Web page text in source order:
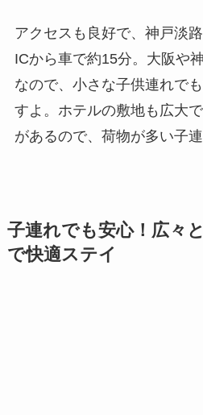
アクセスも良好で、神戸淡
ICから車で約15分。大阪や
なので、小さな子供連れで
すよ。ホテルの敷地も広大
があるので、荷物が多い子
子連れでも安心！広々
で快適ステイ